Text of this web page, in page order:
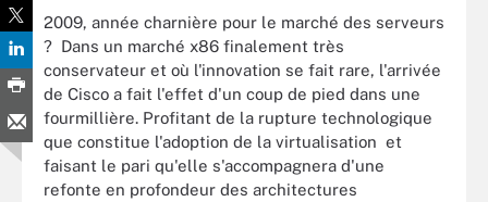
2009, année charnière pour le marché des serveurs
? Dans un marché x86 finalement très
conservateur et où l'innovation se fait rare, l'arrivée
de Cisco a fait l'effet d'un coup de pied dans une
fourmillière. Profitant de la rupture technologique
que constitue l'adoption de la virtualisation et
faisant le pari qu'elle s'accompagnera d'une
refonte en profondeur des architectures